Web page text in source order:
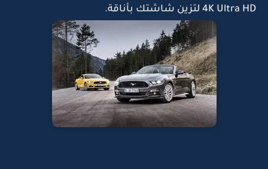
4K Ultra HD لتزين شاشتك بأناقة.